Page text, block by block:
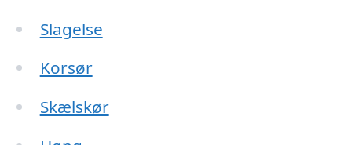
Slagelse
Korsør
Skælskør